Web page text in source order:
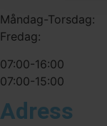
Måndag-Torsdag:
Fredag:
07:00-16:00
07:00-15:00
Adress